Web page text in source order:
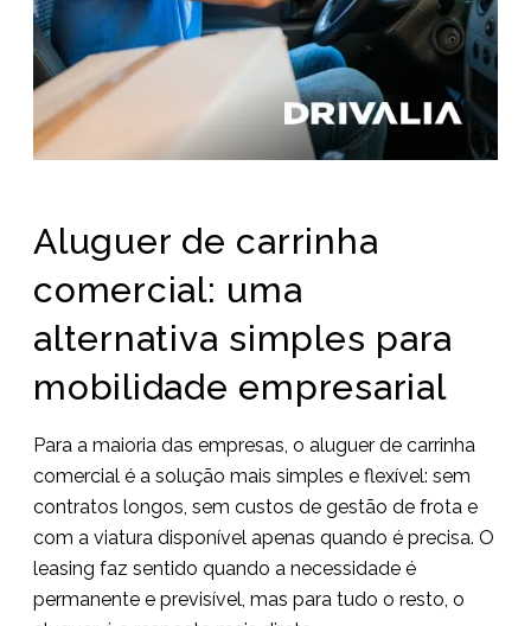
Aluguer de carrinha
comercial: uma
alternativa simples para
mobilidade empresarial
Para a maioria das empresas, o aluguer de carrinha
comercial é a solução mais simples e flexível: sem
contratos longos, sem custos de gestão de frota e
com a viatura disponível apenas quando é precisa. O
leasing faz sentido quando a necessidade é
permanente e previsível, mas para tudo o resto, o